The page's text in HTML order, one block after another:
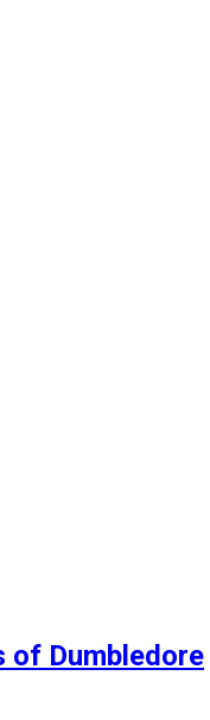
of Dumbledore